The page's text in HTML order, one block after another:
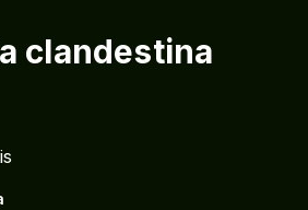
clandestina